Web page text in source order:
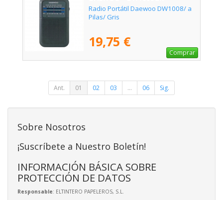
Radio Portátil Daewoo DW1008/ a
Pilas/ Gris
19,75 €
Comprar
Ant. 01 02 03 ... 06 Sig.
Sobre Nosotros
¡Suscríbete a Nuestro Boletín!
INFORMACIÓN BÁSICA SOBRE
PROTECCIÓN DE DATOS
Responsable: ELTINTERO PAPELEROS, S.L.